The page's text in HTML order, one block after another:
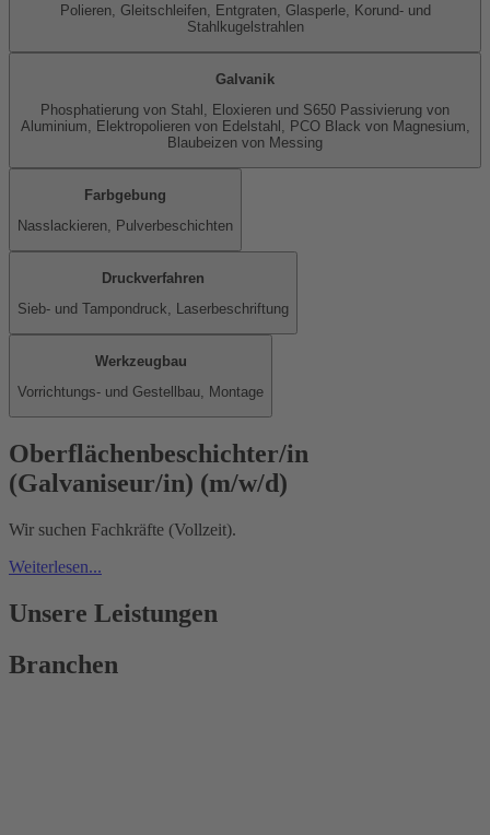
Polieren, Gleitschleifen, Entgraten, Glasperle, Korund- und
Stahlkugelstrahlen
Galvanik
Phosphatierung von Stahl, Eloxieren und S650 Passivierung von
Aluminium, Elektropolieren von Edelstahl, PCO Black von Magnesium,
Blaubeizen von Messing
Farbgebung
Nasslackieren, Pulverbeschichten
Druckverfahren
Sieb- und Tampondruck, Laserbeschriftung
Werkzeugbau
Vorrichtungs- und Gestellbau, Montage
Oberflächenbeschichter/in
(Galvaniseur/in) (m/w/d)
Wir suchen Fachkräfte (Vollzeit).
Weiterlesen...
Unsere Leistungen
Branchen